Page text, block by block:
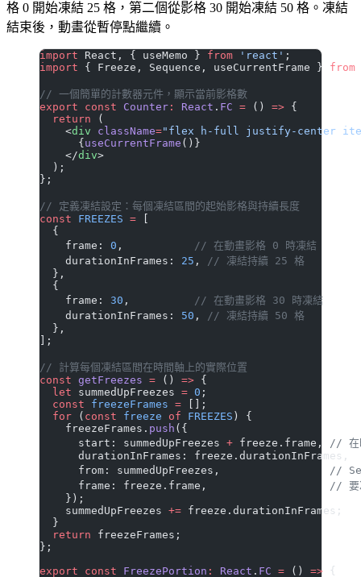
格 0 開始凍結 25 格，第二個從影格 30 開始凍結 50 格。凍結
結束後，動畫從暫停點繼續。
import React, { useMemo } from 'react' ;
import { Freeze, Sequence, useCurrentFrame } from
// 一個簡單的計數器元件，顯示當前影格數
export const Counter : React . FC = () => {
  return
(
    <
div className="flex h-full justify-center
      {
useCurrentFrame ()}
    </
div>
  );
};
// 定義凍結設定：每個凍結區間的起始影格與持續長度
const FREEZES =
  {
    frame:
0 ,
// 在動畫影格 0 時凍結
    durationInFrames:
25 ,
// 凍結持續 25 格
  },
  {
    frame:
30 ,
// 在動畫影格 30 時凍結
    durationInFrames:
50 ,
// 凍結持續 50 格
  },
];
// 計算每個凍結區間在時間軸上的實際位置
const getFreezes = () => {
  let
summedUpFreezes = 0 ;
  const
freezeFrames = [];
  for
( const freeze of FREEZES ) {
    freezeFrames.
push ({
      start: summedUpFreezes
+ freeze.frame, // 在
      durationInFrames: freeze.durationInFrames,
      from: summedUpFreezes,
//
      frame: freeze.frame,
// 要
    });
    summedUpFreezes
+= freeze.durationInFrames;
  }
  return
freezeFrames;
};
export const FreezePortion : React . FC = () => {